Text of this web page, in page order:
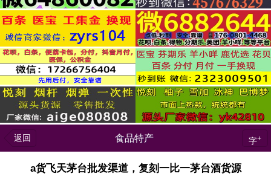
返回 食品特产 字+
a货飞天茅台批发渠道，复刻一比一茅台酒货源